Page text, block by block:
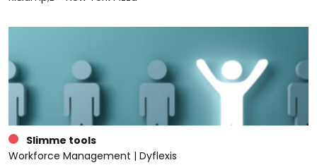
Slimme tools
Workforce Management | Dyflexis